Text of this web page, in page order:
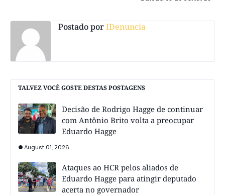
Postado porIDenuncia
TALVEZ VOCÊ GOSTE DESTAS POSTAGENS
Decisão de Rodrigo Hagge de continuar
com Antônio Brito volta a preocupar
Eduardo Hagge
August 01, 2026
Ataques ao HCR pelos aliados de
Eduardo Hagge para atingir deputado
acerta no governador